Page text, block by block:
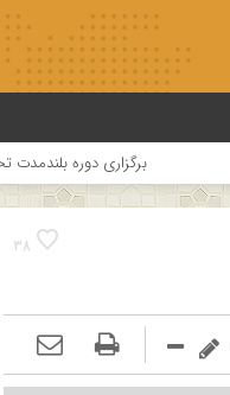
برگزاری دوره بلندمدت تخصصی و
38